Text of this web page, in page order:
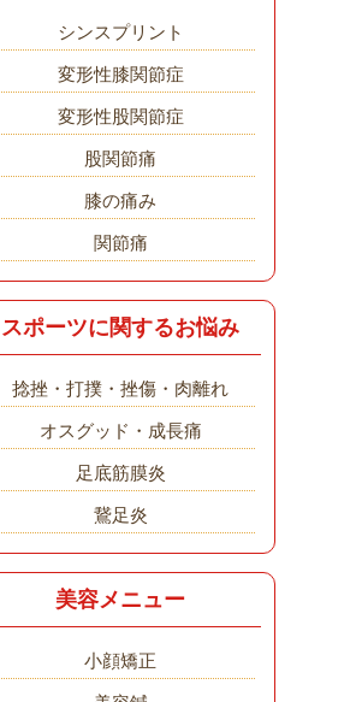
シンスプリント
変形性膝関節症
変形性股関節症
股関節痛
膝の痛み
関節痛
スポーツに関するお悩み
捻挫・打撲・挫傷・肉離れ
オスグッド・成長痛
足底筋膜炎
鵞足炎
美容メニュー
小顔矯正